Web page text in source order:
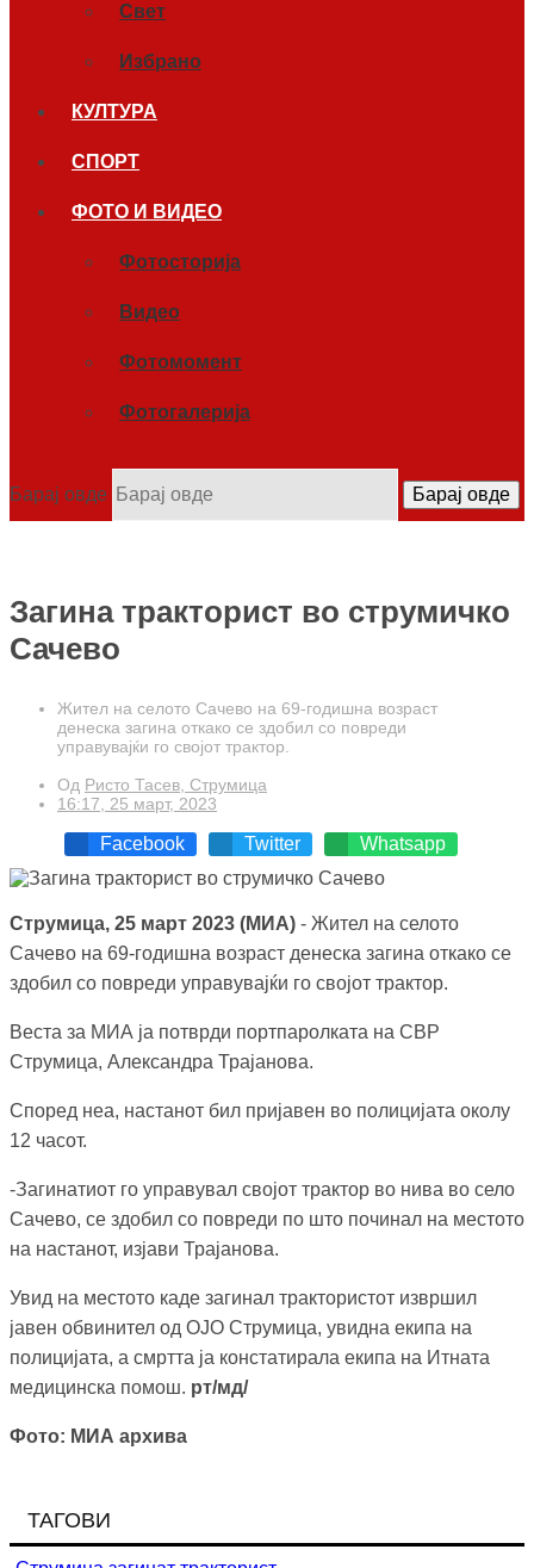
Свет
Избрано
КУЛТУРА
СПОРТ
ФОТО И ВИДЕО
Фотосторија
Видео
Фотомомент
Фотогалерија
Барај овде Барај овде
Загина тракторист во струмичко
Сачево
Жител на селото Сачево на 69-годишна возраст
денеска загина откако се здобил со повреди
управувајќи го својот трактор.
Од Ристо Тасев, Струмица
16:17, 25 март, 2023
Facebook Twitter Whatsapp
Струмица, 25 март 2023 (МИА) - Жител на селото
Сачево на 69-годишна возраст денеска загина откако се
здобил со повреди управувајќи го својот трактор.
Веста за МИА ја потврди портпаролката на СВР
Струмица, Александра Трајанова.
Според неа, настанот бил пријавен во полицијата околу
12 часот.
-Загинатиот го управувал својот трактор во нива во село
Сачево, се здобил со повреди по што починал на местото
на настанот, изјави Трајанова.
Увид на местото каде загинал трактористот извршил
јавен обвинител од ОЈО Струмица, увидна екипа на
полицијата, а смртта ја констатирала екипа на Итната
медицинска помош. рт/мд/
Фото: МИА архива
ТАГОВИ